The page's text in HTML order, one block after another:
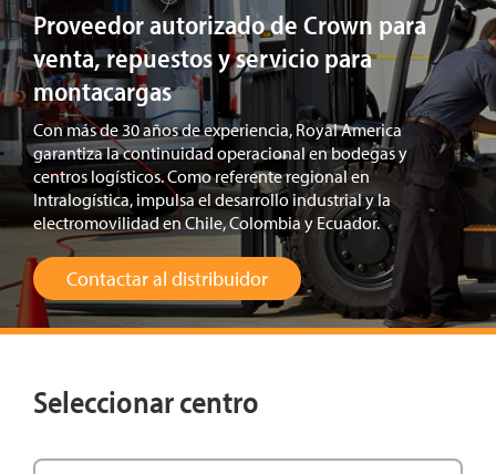
Proveedor autorizado de Crown para
venta, repuestos y servicio para
montacargas
Con más de 30 años de experiencia, Royal America
garantiza la continuidad operacional en bodegas y
centros logísticos. Como referente regional en
Intralogística, impulsa el desarrollo industrial y la
electromovilidad en Chile, Colombia y Ecuador.
Contactar al distribuidor
Seleccionar centro